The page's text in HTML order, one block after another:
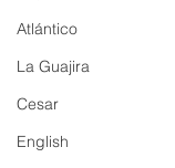
Atlántico
La Guajira
Cesar
English